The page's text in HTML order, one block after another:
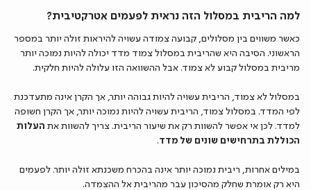
למה הריבית במסלול הזה נראית לפעמים אטרקטיבית?
כאשר משווים בין מסלולים, קבועה צמודה עשויה להיראות זולה יותר במספר
הראשוני. הסיבה היא שהריבית במסלול צמוד מדד יכולה להיות נמוכה יותר
מריבית במסלול קבוע לא צמוד. אבל ההשוואה הזו עלולה להיות חלקית.
במסלול לא צמוד, הריבית עשויה להיות גבוהה יותר, אך הקרן אינה מתעדכנת
לפי המדד. במסלול צמוד, הריבית עשויה להיות נמוכה יותר, אך הקרן חשופה
למדד. לכן אי אפשר להשוות רק את שיעור הריבית. צריך להשוות את העלות
הכוללת בתרחישים שונים של מדד.
במילים אחרות, ריבית נמוכה יותר אינה בהכרח משכנתא זולה יותר. לפעמים
היא רק אומרת שחלק מהסיכון עבר מהריבית אל ההצמדה.